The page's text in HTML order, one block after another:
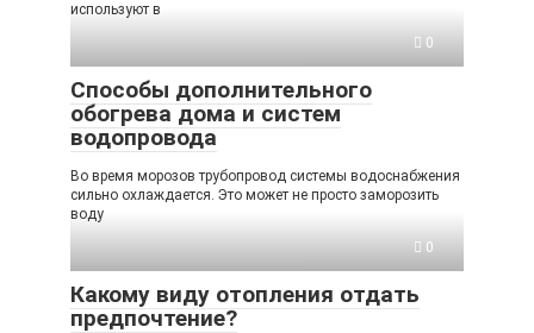
используют в
0
Способы дополнительного
обогрева дома и систем
водопровода
Во время морозов трубопровод системы водоснабжения
сильно охлаждается. Это может не просто заморозить
воду
0
Какому виду отопления отдать
предпочтение?